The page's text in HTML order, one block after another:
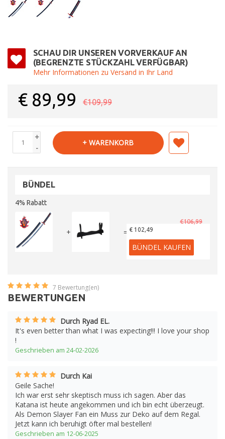
SCHAU DIR UNSEREN VORVERKAUF AN
(BEGRENZTE STÜCKZAHL VERFÜGBAR)
Mehr Informationen zu Versand in Ihr Land
€ 89,99 €109,99
+
-
+ WARENKORB
BÜNDEL
4% Rabatt
+ =
€106,99
€ 102,49
BÜNDEL KAUFEN
7 Bewertung(en)
BEWERTUNGEN
Durch Ryad EL.
It's even better than what I was expecting!!! I love your shop
!
Geschrieben am 24-02-2026
Durch Kai
Geile Sache!
Ich war erst sehr skeptisch muss ich sagen. Aber das
Katana ist heute angekommen und ich bin echt überzeugt.
Als Demon Slayer Fan ein Muss zur Deko auf dem Regal.
Jetzt kann ich beruhigt öfter mal bestellen!
Geschrieben am 12-06-2025